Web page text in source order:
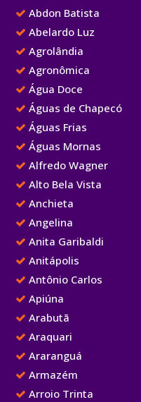
Abdon Batista
Abelardo Luz
Agrolândia
Agronômica
Água Doce
Águas de Chapecó
Águas Frias
Águas Mornas
Alfredo Wagner
Alto Bela Vista
Anchieta
Angelina
Anita Garibaldi
Anitápolis
Antônio Carlos
Apiúna
Arabutã
Araquari
Araranguá
Armazém
Arroio Trinta